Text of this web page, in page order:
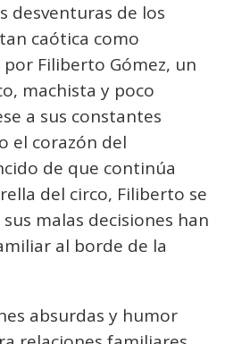
desventuras de los
caótica como
Filiberto Gómez, un
machista y poco
a sus constantes
el corazón del
de que continúa
del circo, Filiberto se
malas decisiones han
al borde de la
absurdas y humor